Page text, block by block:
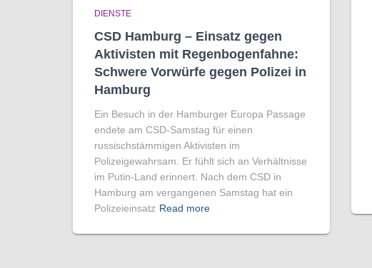
DIENSTE
CSD Hamburg – Einsatz gegen
Aktivisten mit Regenbogen­fahne:
Schwere Vorwürfe gegen Polizei in
Hamburg
Ein Besuch in der Hamburger Europa Passage
endete am CSD-Samstag für einen
russischstämmigen Aktivisten im
Polizeigewahrsam. Er fühlt sich an Verhältnisse
im Putin-Land erinnert. Nach dem CSD in
Hamburg am vergangenen Samstag hat ein
Polizeieinsatz Read more